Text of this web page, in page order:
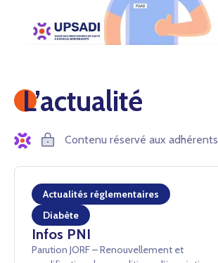
L’actualité
Contenu réservé aux adhérents
Actualités réglementaires
Diabète
Infos PNI
Parution JORF – Renouvellement et